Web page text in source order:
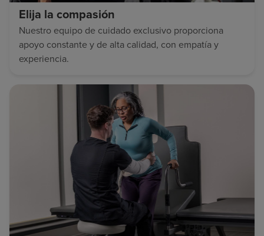
Elija la compasión
Nuestro equipo de cuidado exclusivo proporciona
apoyo constante y de alta calidad, con empatía y
experiencia.